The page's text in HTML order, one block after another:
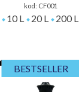
kod: CF001
10 L 20 L 200 L
BESTSELLER